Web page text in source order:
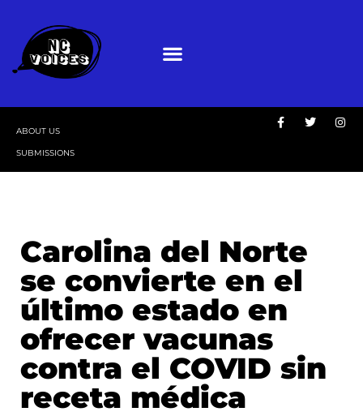
ABOUT US
SUBMISSIONS
Carolina del Norte
se convierte en el
último estado en
ofrecer vacunas
contra el COVID sin
receta médica